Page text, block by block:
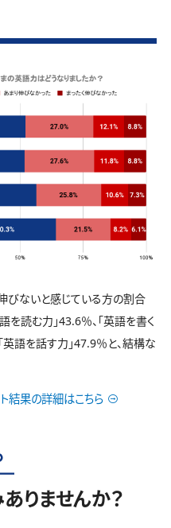
びないと感じている方の割合
を読む力」43.6％、「英語を書く
英語を話す力」47.9％と、結構な
結果の詳細はこちら
りませんか？